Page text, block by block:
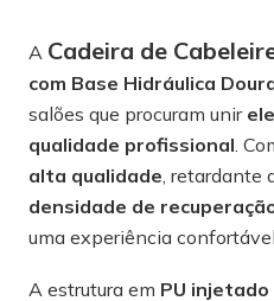
A Cadeira de
com Base Hidráulica
salões que procuram unir
qualidade profissional .
alta qualidade , retardante
densidade de
uma experiência
A estrutura em PU